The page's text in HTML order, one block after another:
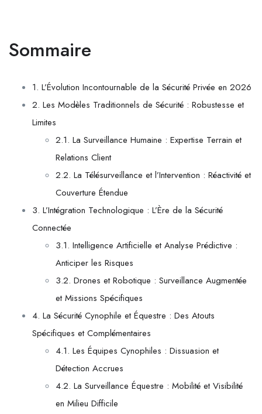
Sommaire
1. L’Évolution Incontournable de la Sécurité Privée en 2026
2. Les Modèles Traditionnels de Sécurité : Robustesse et
Limites
2.1. La Surveillance Humaine : Expertise Terrain et
Relations Client
2.2. La Télésurveillance et l’Intervention : Réactivité et
Couverture Étendue
3. L’Intégration Technologique : L’Ère de la Sécurité
Connectée
3.1. Intelligence Artificielle et Analyse Prédictive :
Anticiper les Risques
3.2. Drones et Robotique : Surveillance Augmentée
et Missions Spécifiques
4. La Sécurité Cynophile et Équestre : Des Atouts
Spécifiques et Complémentaires
4.1. Les Équipes Cynophiles : Dissuasion et
Détection Accrues
4.2. La Surveillance Équestre : Mobilité et Visibilité
en Milieu Difficile